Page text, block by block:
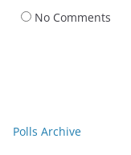
No Comments
Polls Archive